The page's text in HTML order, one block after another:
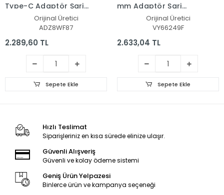
Type-C Adaptör Şarj
Aleti-CihazıOrijinal Üretici
ADZ8WF87
2.289,60 TL
Sepete Ekle
mm Adaptör Şarj
Aleti-CihazıOrijinal Üretici
VY66249F
2.633,04 TL
Sepete Ekle
Hızlı Teslimat
Siparişleriniz en kısa sürede elinize ulaşır.
Güvenli Alışveriş
Güvenli ve kolay ödeme sistemi
Geniş Ürün Yelpazesi
Binlerce ürün ve kampanya seçeneği